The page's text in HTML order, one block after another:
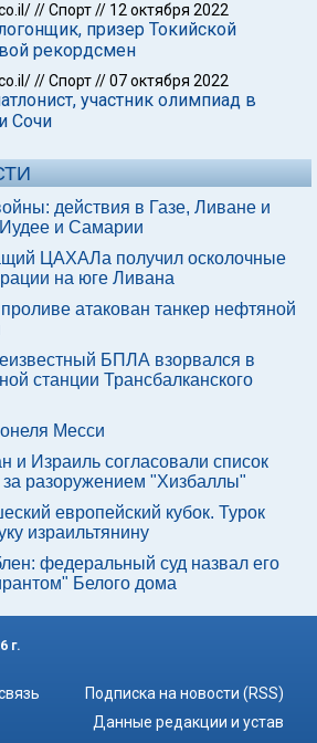
//Спорт// 12 октября 2022
призер Токийской
рекордсмен
//Спорт//07 октября 2022
участник олимпиад в
Сочи
действия в Газе, Ливане и
и Самарии
ЦАХАЛа получил осколочные
на юге Ливана
атакован танкер нефтяной
БПЛА взорвался в
станции Трансбалканского
Месси
и Израиль согласовали список
за разоружением "Хизбаллы"
европейский кубок. Турок
израильтянину
федеральный суд назвал его
Белого дома
г.
Подписка на новости (RSS)
Данные редакции и устав